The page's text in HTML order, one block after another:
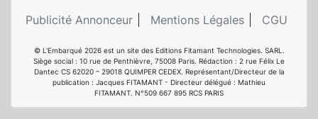
Publicité Annonceur
Mentions Légales CGU
© L'Embarqué 2026 est un site des Editions Fitamant Technologies. SARL.
Siège social : 10 rue de Penthièvre, 75008 Paris. Rédaction : 2 rue Félix Le
Dantec CS 62020 – 29018 QUIMPER CEDEX. Représentant/Directeur de la
publication : Jacques FITAMANT - Directeur délégué : Mathieu
FITAMANT. N°509 667 895 RCS PARIS